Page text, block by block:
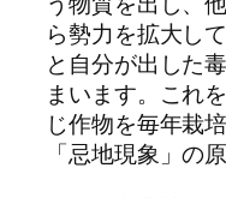
ら勢力を拡大し
と自分が出した
まいます。これ
じ作物を毎年栽
「忌地現象」の